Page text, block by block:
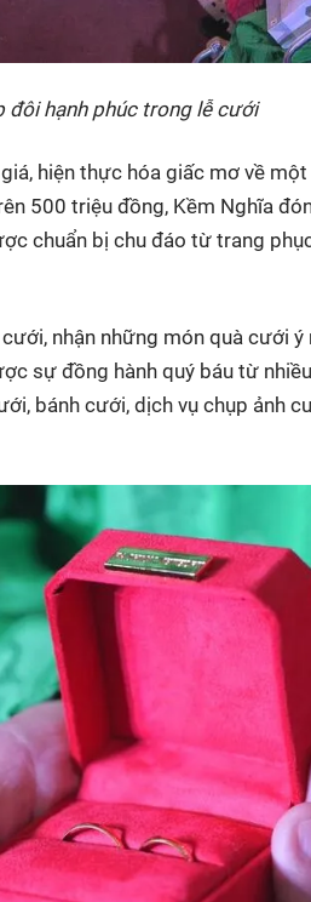
đôi hạnh phúc trong lễ cưới
hiện thực hóa giấc mơ về
500 triệu đồng, Kềm Nghĩa
chuẩn bị chu đáo từ trang
nhận những món quà cưới
sự đồng hành quý báu từ
bánh cưới, dịch vụ chụp ảnh